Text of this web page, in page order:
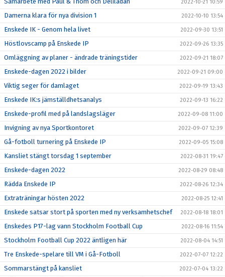
2022-10-21 10:59
Damerna klara för nya division 1 2022-10-10 13:54
Enskede IK - Genom hela livet 2022-09-30 13:51
Höstlovscamp på Enskede IP 2022-09-26 13:35
Omläggning av planer - ändrade träningstider 2022-09-21 18:07
Enskede-dagen 2022 i bilder 2022-09-21 09:00
Viktig seger för damlaget 2022-09-19 13:43
Enskede IK:s jämställdhetsanalys 2022-09-13 16:22
Enskede-profil med på landslagsläger 2022-09-08 11:00
Invigning av nya Sportkontoret 2022-09-07 12:39
Gå-fotboll turnering på Enskede IP 2022-09-05 15:08
Kansliet stängt torsdag 1 september 2022-08-31 19:47
Enskede-dagen 2022 2022-08-29 08:48
Rädda Enskede IP 2022-08-26 12:34
Extraträningar hösten 2022 2022-08-25 12:41
Enskede satsar stort på sporten med ny verksamhetschef 2022-08-18 18:01
Enskedes P17-lag vann Stockholm Football Cup 2022-08-16 11:54
Stockholm Football Cup 2022 äntligen här 2022-08-04 14:51
Tre Enskede-spelare till VM i Gå-Fotboll 2022-07-07 12:22
Sommarstängt på kansliet 2022-07-04 13:22